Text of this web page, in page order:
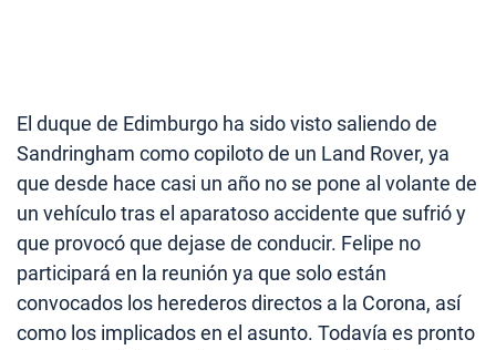
El duque de Edimburgo ha sido visto saliendo de
Sandringham como copiloto de un Land Rover, ya
que desde hace casi un año no se pone al volante de
un vehículo tras el aparatoso accidente que sufrió y
que provocó que dejase de conducir. Felipe no
participará en la reunión ya que solo están
convocados los herederos directos a la Corona, así
como los implicados en el asunto. Todavía es pronto